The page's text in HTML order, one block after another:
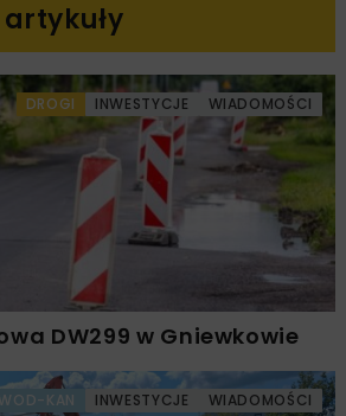
DROGI INWESTYCJE WIADOMOŚCI
DW299 w Gniewkowie
WOD-KAN INWESTYCJE WIADOMOŚCI